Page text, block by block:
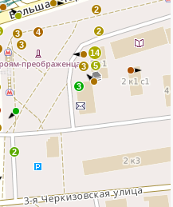
5
14
3
3
2
3
3
4 2
2